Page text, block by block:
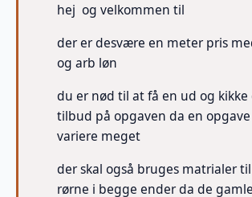
hej og velkommen til
der er desvære en meter pris
og arb løn
du er nød til at få en ud og kikke
tilbud på opgaven da en
variere meget
der skal også bruges matrialer
rørne i begge ender da de